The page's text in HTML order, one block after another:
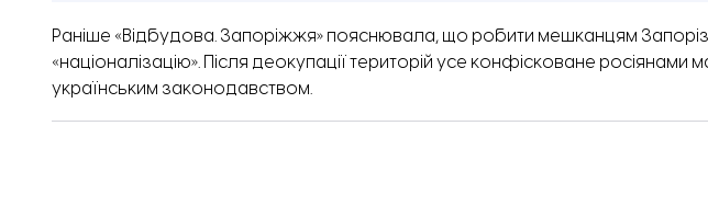
Раніше «Відбудова. Запоріжжя» пояснювала, що робити мешканцям
«націоналізацію». Після деокупації територій усе конфісковане
українським законодавством.